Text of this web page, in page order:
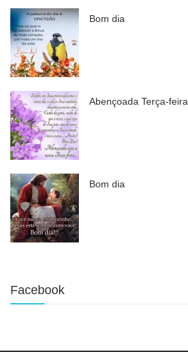
Bom dia
Abençoada Terça-feira
Bom dia
Facebook